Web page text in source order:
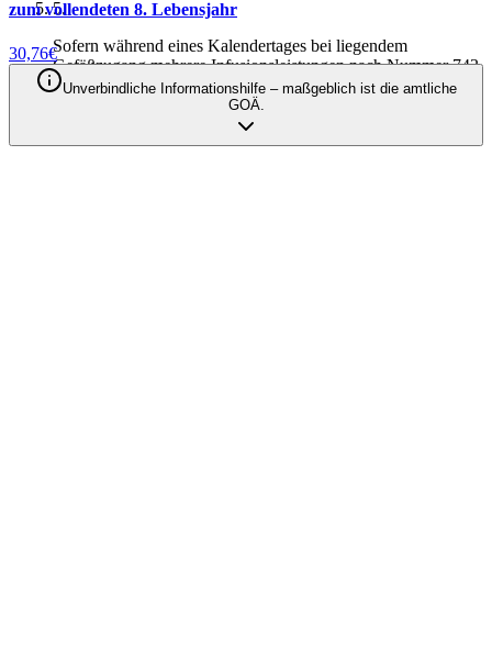
5.
Sofern während eines Kalendertages bei liegendem
Gefäßzugang mehrere Infusionsleistungen nach Nummer 743,
746 und/oder 753 im zeitlichen Zusammenhang nacheinander
erbracht werden, ist nur die jeweils am höchsten bewertete
Leistung berechnungsfähig.
zum vollendeten 8. Lebensjahr
30,76€
Unverbindliche Informationshilfe – maßgeblich ist die amtliche
GOÄ.